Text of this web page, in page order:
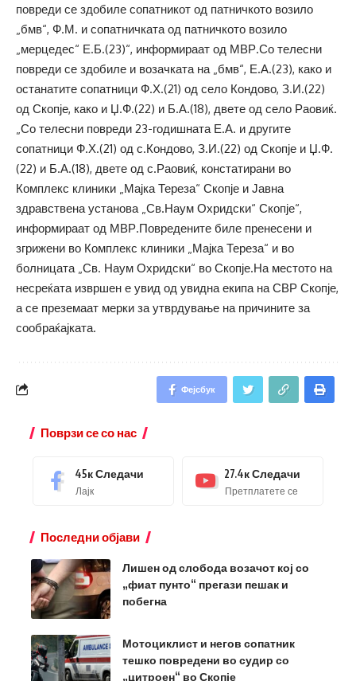
повреди се здобиле сопатникот од патничкото возило
„бмв“, Ф.М. и сопатничката од патничкото возило
„мерцедес“ Е.Б.(23)“, информираат од МВР.Со телесни
повреди се здобиле и возачката на „бмв“, Е.А.(23), како и
останатите сопатници Ф.Х.(21) од село Кондово, З.И.(22)
од Скопје, како и Џ.Ф.(22) и Б.А.(18), двете од село Раовиќ.
„Со телесни повреди 23-годишната Е.А. и другите
сопатници Ф.Х.(21) од с.Кондово, З.И.(22) од Скопје и Џ.Ф.
(22) и Б.А.(18), двете од с.Раовиќ, констатирани во
Комплекс клиники „Мајка Тереза“ Скопје и Јавна
здравствена установа „Св.Наум Охридски“ Скопје“,
информираат од МВР.Повредените биле пренесени и
згрижени во Комплекс клиники „Мајка Тереза“ и во
болницата „Св. Наум Охридски“ во Скопје.На местото на
несреќата извршен е увид од увидна екипа на СВР Скопје,
а се преземаат мерки за утврдување на причините за
сообраќајката.
Фејсбук
Поврзи се со нас
45кСледачи
Лајк
27.4кСледачи
Претплатете се
Последни објави
Лишен од слобода возачот кој со
„фиат пунто“ прегази пешак и
побегна
Мотоциклист и негов сопатник
тешко повредени во судир со
„цитроен“ во Скопје